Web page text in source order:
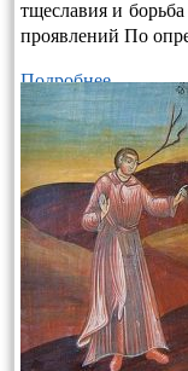
тщеславия и
проявлений По
Подробнее…